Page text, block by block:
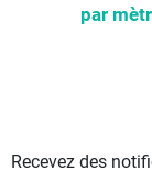
par
Recevez des